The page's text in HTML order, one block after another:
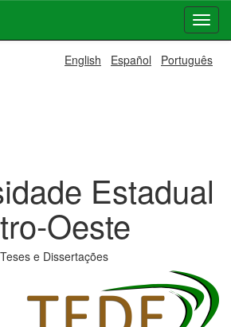
English Español Português
Estadual
Oeste
e Dissertações